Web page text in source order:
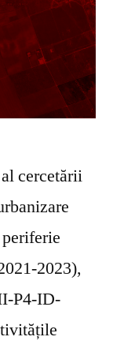
cercetării
2023),
P4-ID-